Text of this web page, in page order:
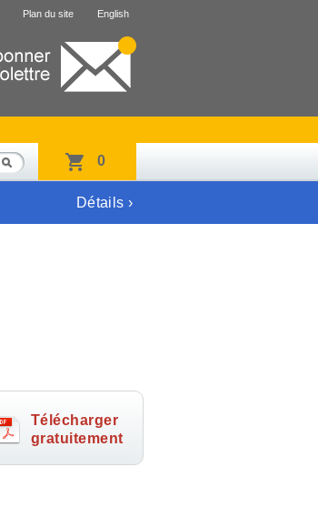
Plan du site English
0
Détails ›
Télécharger
gratuitement